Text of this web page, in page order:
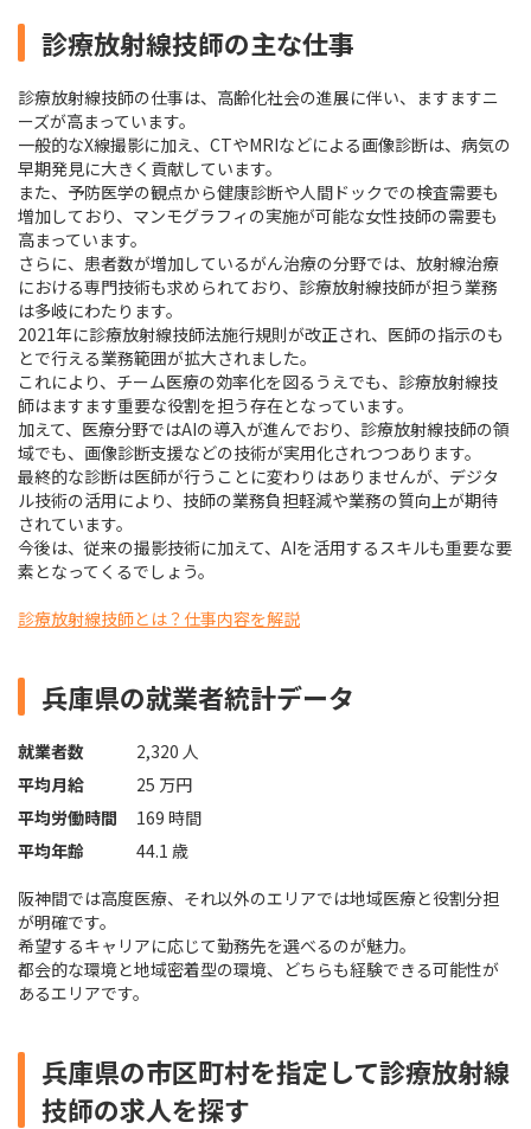
診療放射線技師の主な仕事
診療放射線技師の仕事は、高齢化社会の進展に伴い、ますますニ
ーズが高まっています。
一般的なX線撮影に加え、CTやMRIなどによる画像診断は、病気の
早期発見に大きく貢献しています。
また、予防医学の観点から健康診断や人間ドックでの検査需要も
増加しており、マンモグラフィの実施が可能な女性技師の需要も
高まっています。
さらに、患者数が増加しているがん治療の分野では、放射線治療
における専門技術も求められており、診療放射線技師が担う業務
は多岐にわたります。
2021年に診療放射線技師法施行規則が改正され、医師の指示のも
とで行える業務範囲が拡大されました。
これにより、チーム医療の効率化を図るうえでも、診療放射線技
師はますます重要な役割を担う存在となっています。
加えて、医療分野ではAIの導入が進んでおり、診療放射線技師の領
域でも、画像診断支援などの技術が実用化されつつあります。
最終的な診断は医師が行うことに変わりはありませんが、デジタ
ル技術の活用により、技師の業務負担軽減や業務の質向上が期待
されています。
今後は、従来の撮影技術に加えて、AIを活用するスキルも重要な要
素となってくるでしょう。
診療放射線技師とは？仕事内容を解説
兵庫県の就業者統計データ
就業者数
2,320 人
平均月給
25 万円
平均労働時間
169 時間
平均年齢
44.1 歳
阪神間では高度医療、それ以外のエリアでは地域医療と役割分担
が明確です。
希望するキャリアに応じて勤務先を選べるのが魅力。
都会的な環境と地域密着型の環境、どちらも経験できる可能性が
あるエリアです。
兵庫県の市区町村を指定して診療放射線
技師の求人を探す